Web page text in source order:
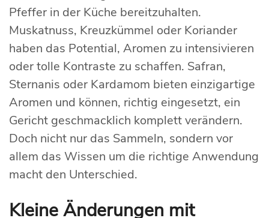
Pfeffer in der Küche bereitzuhalten.
Muskatnuss, Kreuzkümmel oder Koriander
haben das Potential, Aromen zu intensivieren
oder tolle Kontraste zu schaffen. Safran,
Sternanis oder Kardamom bieten einzigartige
Aromen und können, richtig eingesetzt, ein
Gericht geschmacklich komplett verändern.
Doch nicht nur das Sammeln, sondern vor
allem das Wissen um die richtige Anwendung
macht den Unterschied.
Kleine Änderungen mit